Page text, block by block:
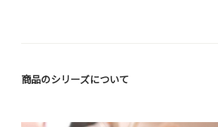
商品のシリーズについて